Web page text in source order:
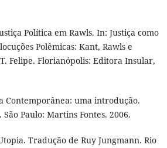
Política em Rawls. In: Justiça como
Polêmicas: Kant, Rawls e
Felipe. Florianópolis: Editora Insular,
Contemporânea: uma introdução.
Paulo: Martins Fontes. 2006.
Tradução de Ruy Jungmann. Rio